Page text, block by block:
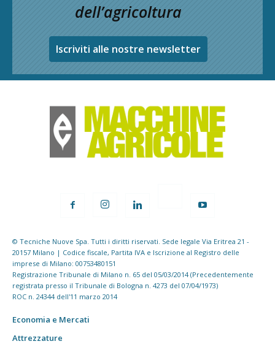
dell’agricoltura
Iscriviti alle nostre newsletter
© Tecniche Nuove Spa. Tutti i diritti riservati. Sede legale Via Eritrea 21 -
20157 Milano | Codice fiscale, Partita IVA e Iscrizione al Registro delle
imprese di Milano: 00753480151
Registrazione Tribunale di Milano n. 65 del 05/03/2014 (Precedentemente
registrata presso il Tribunale di Bologna n. 4273 del 07/04/1973)
ROC n. 24344 dell'11 marzo 2014
Economia e Mercati
Attrezzature